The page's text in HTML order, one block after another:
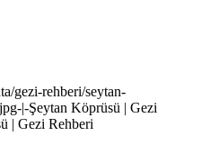
gezi-rehberi/seytan-
|-Şeytan Köprüsü | Gezi
| Gezi Rehberi